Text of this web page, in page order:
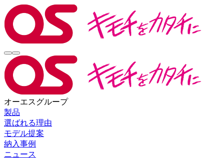
オーエスグループ
製品
選ばれる理由
モデル提案
納入事例
ニュース